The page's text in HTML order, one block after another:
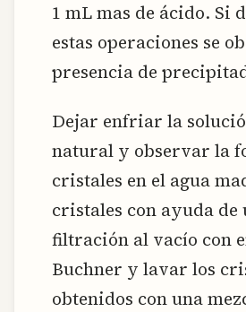
1 mL mas de ácido. Si
estas operaciones se
presencia de
Dejar enfriar la
natural y observar la
cristales en el agua
cristales con ayuda de
filtración al vacío con
Buchner y lavar los
obtenidos con una